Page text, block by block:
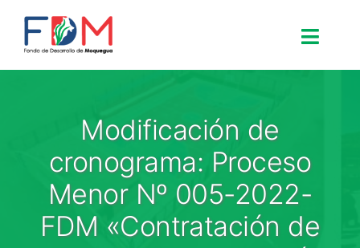
Search for:
Nosotros
Modificación de
cronograma: Proceso
Menor Nº 005-2022-
FDM «Contratación de